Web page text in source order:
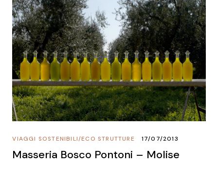
ECO STRUTTURE
/
VIAGGI SOSTENIBILI 17/07/2013
Masseria Bosco Pontoni – Molise